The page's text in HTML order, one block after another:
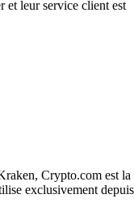
et leur service client est
Crypto.com est la
exclusivement depuis